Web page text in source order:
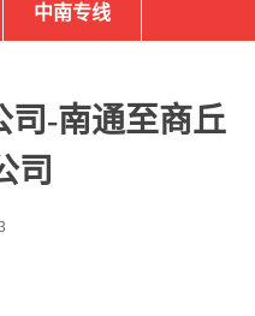
中南专线
司-南通至商丘
司